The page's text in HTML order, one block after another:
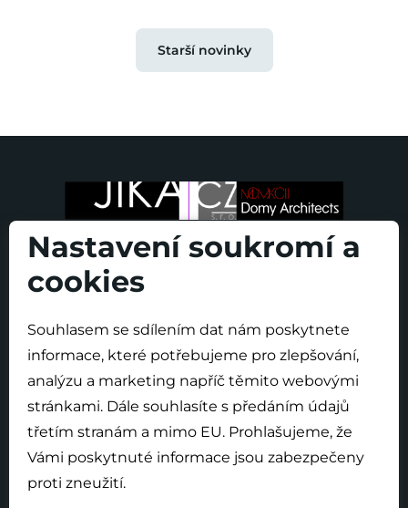
Starší novinky
O projektu
Nová výstavba
Modernizace
Novinky
Nastavení soukromí a
cookies
Souhlasem se sdílením dat nám poskytnete
informace, které potřebujeme pro zlepšování,
analýzu a marketing napříč těmito webovými
stránkami. Dále souhlasíte s předáním údajů
třetím stranám a mimo EU. Prohlašujeme, že
Vámi poskytnuté informace jsou zabezpečeny
proti zneužití.